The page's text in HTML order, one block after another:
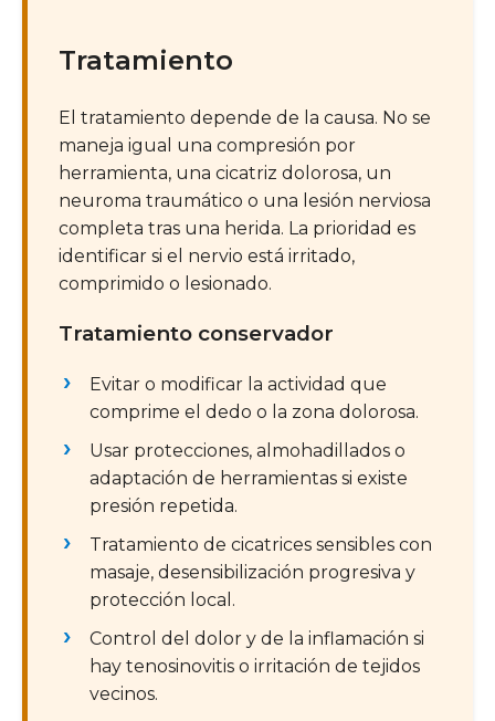
Tratamiento
El tratamiento depende de la causa. No se
maneja igual una compresión por
herramienta, una cicatriz dolorosa, un
neuroma traumático o una lesión nerviosa
completa tras una herida. La prioridad es
identificar si el nervio está irritado,
comprimido o lesionado.
Tratamiento conservador
Evitar o modificar la actividad que
comprime el dedo o la zona dolorosa.
Usar protecciones, almohadillados o
adaptación de herramientas si existe
presión repetida.
Tratamiento de cicatrices sensibles con
masaje, desensibilización progresiva y
protección local.
Control del dolor y de la inflamación si
hay tenosinovitis o irritación de tejidos
vecinos.